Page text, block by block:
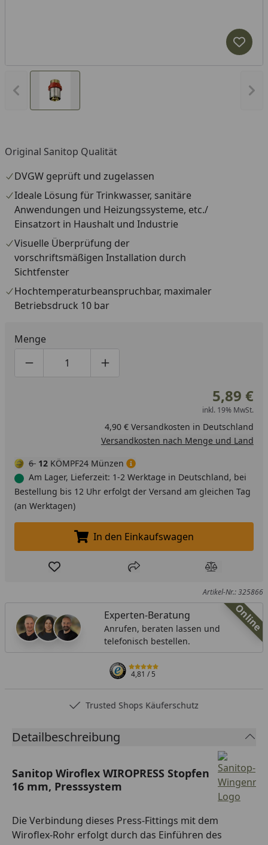
Vorheriges Bild anzeigen
Original Sanitop Qualität
DVGW geprüft und zugelassen
Ideale Lösung für Trinkwasser, sanitäre
Anwendungen und Heizungssysteme, etc./
Einsatzort in Haushalt und Industrie
Visuelle Überprüfung der
vorschriftsmäßigen Installation durch
Sichtfenster
Hochtemperaturbeanspruchbar, maximaler
Betriebsdruck 10 bar
Menge
Produktmenge um eins verringern
Produktmenge manuell eingeben
Produktmenge um eins erhöhen
5,89 €
inkl. 19% MwSt.
4,90 € Versandkosten in Deutschland
Versandkosten nach Menge und Land
6 12 KÖMPF24 Münzen
Am Lager, Lieferzeit: 1-2 Werktage in Deutschland, bei
Bestellung bis 12 Uhr erfolgt der Versand am gleichen Tag
(an Werktagen)
In den Einkaufswagen legen
In den Einkaufswagen
Produkt zur Wunschliste hinzufügen
Teilen Produkt
Artikel-Nr.: 325866
Online
Experten-Beratung
Anrufen, beraten lassen und
telefonisch bestellen.
4,81/ 5
Trusted Shops Käuferschutz
Detailbeschreibung
Sanitop Wiroflex WIROPRESS Stopfen
16 mm, Presssystem
Die Verbindung dieses Press-Fittings mit dem
Wiroflex-Rohr erfolgt durch das Einführen des